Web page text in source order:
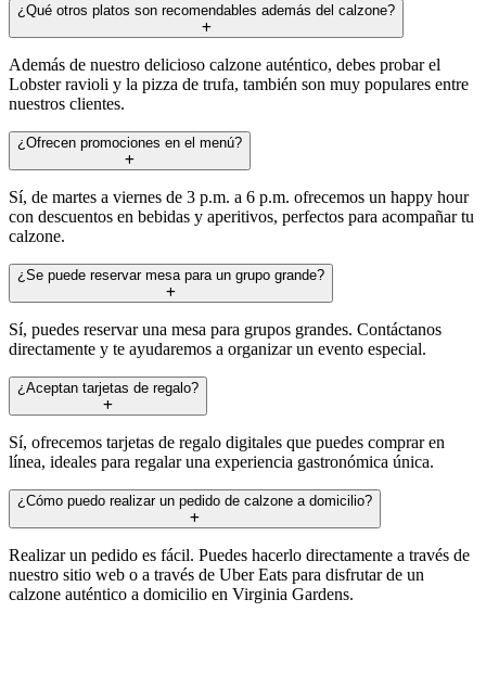
¿Qué otros platos son recomendables además del calzone?
Además de nuestro delicioso calzone auténtico, debes probar el
Lobster ravioli y la pizza de trufa, también son muy populares entre
nuestros clientes.
¿Ofrecen promociones en el menú?
Sí, de martes a viernes de 3 p.m. a 6 p.m. ofrecemos un happy hour
con descuentos en bebidas y aperitivos, perfectos para acompañar tu
calzone.
¿Se puede reservar mesa para un grupo grande?
Sí, puedes reservar una mesa para grupos grandes. Contáctanos
directamente y te ayudaremos a organizar un evento especial.
¿Aceptan tarjetas de regalo?
Sí, ofrecemos tarjetas de regalo digitales que puedes comprar en
línea, ideales para regalar una experiencia gastronómica única.
¿Cómo puedo realizar un pedido de calzone a domicilio?
Realizar un pedido es fácil. Puedes hacerlo directamente a través de
nuestro sitio web o a través de Uber Eats para disfrutar de un
calzone auténtico a domicilio en Virginia Gardens.